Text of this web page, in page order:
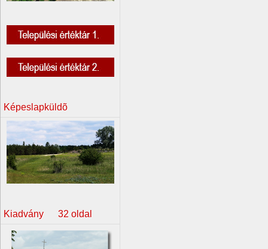
Képeslapküldõ
Kiadvány 32 oldal